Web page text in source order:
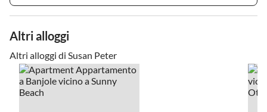
Altri alloggi
Altri alloggi di Susan Peter